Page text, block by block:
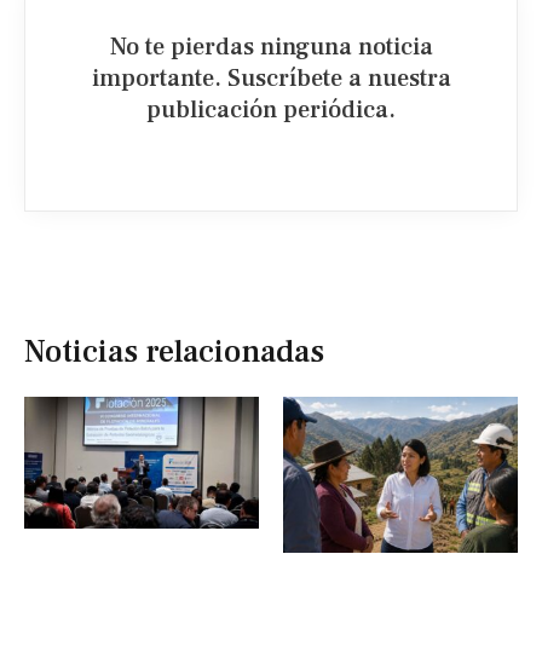
No te pierdas ninguna noticia
importante. Suscríbete a nuestra
publicación periódica.​
Noticias relacionadas